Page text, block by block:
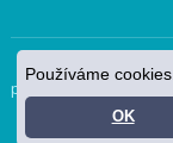
Používáme cookies.
OK
powered by netnews